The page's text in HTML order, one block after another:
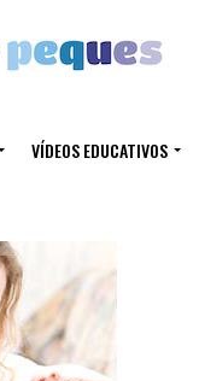
VÍDEOS EDUCATIVOS